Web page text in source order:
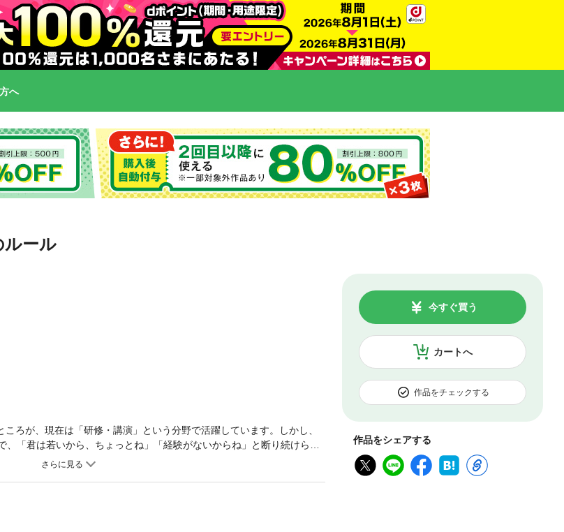
へ
ルール
カートへ
今すぐ買う
作品をチェックする
作品をシェアする
ろが、現在は「研修・講演」という分野で活躍しています。しかし、
「君は若いから、ちょっとね」「経験がないからね」と断り続けられ
研修・講演」という年齢や経験が要求される世界で活躍できるように